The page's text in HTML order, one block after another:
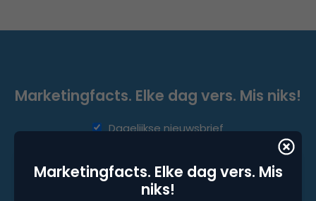
Marketingfacts. Elke dag vers. Mis
niks!
Marketingfacts. Elke dag vers. Mis niks!
Dagelijkse nieuwsbrief